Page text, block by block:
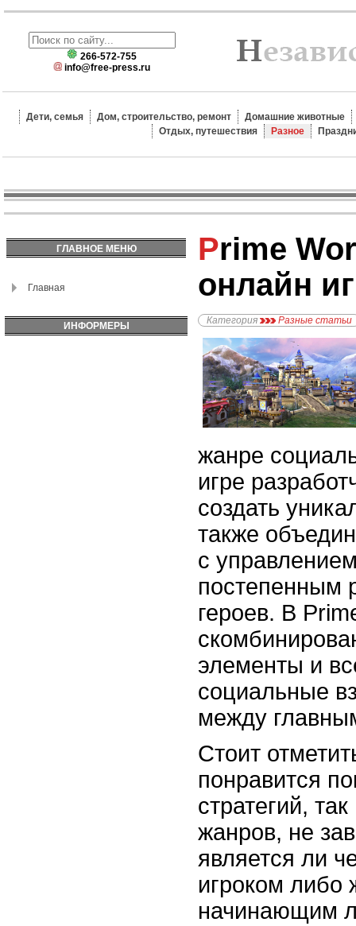
266-572-755
info@free-press.ru
Дети, семья Дом, строительство, ремонт
Домашние животные
Отдых, путешествия
Разное
ГЛАВНОЕ МЕНЮ
Главная
ИНФОРМЕРЫ
Prime World - лучшая
онлайн
Категория Разные статьи
жанре
игре
создать
также
с
постепенным
героев. В
элементы и
социальные
между
Стоит
понравится
стратегий,
жанров, не
является ли
игроком либо
начинающим